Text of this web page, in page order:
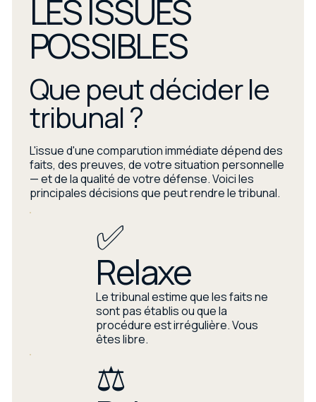
LES ISSUES
POSSIBLES
Que peut décider le
tribunal ?
L'issue d'une comparution immédiate dépend des
faits, des preuves, de votre situation personnelle
— et de la qualité de votre défense. Voici les
principales décisions que peut rendre le tribunal.
✅
Relaxe
Le tribunal estime que les faits ne
sont pas établis ou que la
procédure est irrégulière. Vous
êtes libre.
⚖️